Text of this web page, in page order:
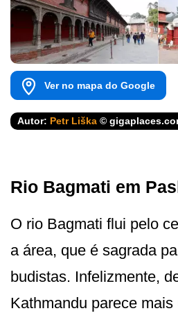
Ver no mapa do Google
Autor: Petr Liška ©
Rio Bagmati em
O rio Bagmati flui pelo
a área, que é sagrada
budistas. Infelizmente,
Kathmandu parece